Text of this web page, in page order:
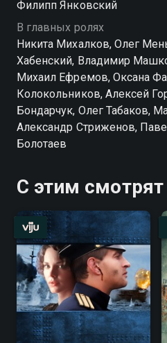
Филипп Янковский
В главных ролях
Никита Михалков, Олег
Хабенский, Владимир
Михаил Ефремов, Оксана
Колокольников, Алексей
Бондарчук, Олег Табаков,
Александр Стриженов,
Болотаев
С этим смотрят